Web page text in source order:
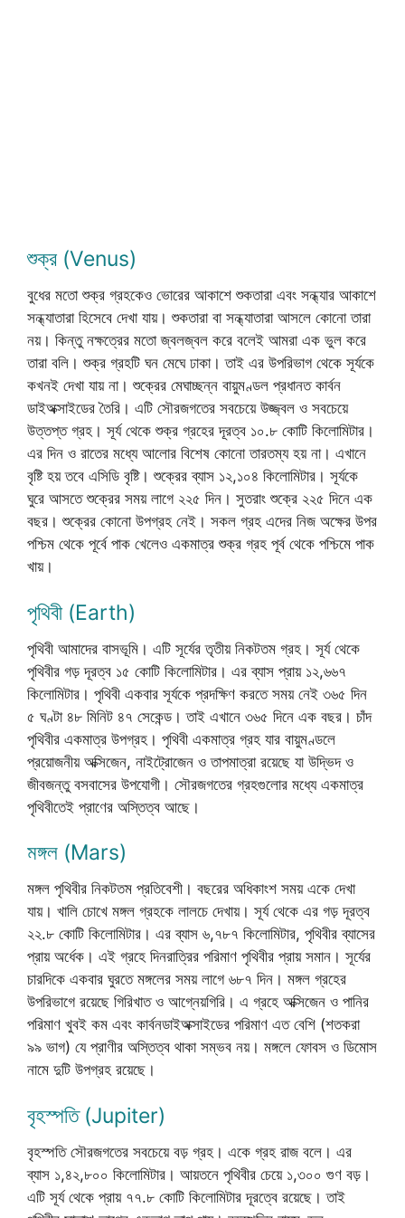
শুক্র (Venus)
বুধের মতো শুক্র গ্রহকেও ভোরের আকাশে শুকতারা এবং সন্ধ্যার আকাশে
সন্ধ্যাতারা হিসেবে দেখা যায়। শুকতারা বা সন্ধ্যাতারা আসলে কোনো তারা
নয়। কিন্তু নক্ষত্রের মতো জ্বলজ্বল করে বলেই আমরা এক ভুল করে
তারা বলি। শুক্র গ্রহটি ঘন মেঘে ঢাকা। তাই এর উপরিভাগ থেকে সূর্যকে
কখনই দেখা যায় না। শুক্রের মেঘাচ্ছন্ন বায়ুমণ্ডল প্রধানত কার্বন
ডাইঅক্সাইডের তৈরি। এটি সৌরজগতের সবচেয়ে উজ্জ্বল ও সবচেয়ে
উত্তপ্ত গ্রহ। সূর্য থেকে শুক্র গ্রহের দূরত্ব ১০.৮ কোটি কিলোমিটার।
এর দিন ও রাতের মধ্যে আলোর বিশেষ কোনো তারতম্য হয় না। এখানে
বৃষ্টি হয় তবে এসিডি বৃষ্টি। শুক্রের ব্যাস ১২,১০৪ কিলোমিটার। সূর্যকে
ঘুরে আসতে শুক্রের সময় লাগে ২২৫ দিন। সুতরাং শুক্রে ২২৫ দিনে এক
বছর। শুক্রের কোনো উপগ্রহ নেই। সকল গ্রহ এদের নিজ অক্ষের উপর
পশ্চিম থেকে পূর্বে পাক খেলেও একমাত্র শুক্র গ্রহ পূর্ব থেকে পশ্চিমে পাক
খায়।
পৃথিবী (Earth)
পৃথিবী আমাদের বাসভূমি। এটি সূর্যের তৃতীয় নিকটতম গ্রহ। সূর্য থেকে
পৃথিবীর গড় দূরত্ব ১৫ কোটি কিলোমিটার। এর ব্যাস প্রায় ১২,৬৬৭
কিলোমিটার। পৃথিবী একবার সূর্যকে প্রদক্ষিণ করতে সময় নেই ৩৬৫ দিন
৫ ঘণ্টা ৪৮ মিনিট ৪৭ সেকেন্ড। তাই এখানে ৩৬৫ দিনে এক বছর। চাঁদ
পৃথিবীর একমাত্র উপগ্রহ। পৃথিবী একমাত্র গ্রহ যার বায়ুমণ্ডলে
প্রয়োজনীয় অক্সিজেন, নাইট্রোজেন ও তাপমাত্রা রয়েছে যা উদ্ভিদ ও
জীবজন্তু বসবাসের উপযোগী। সৌরজগতের গ্রহগুলোর মধ্যে একমাত্র
পৃথিবীতেই প্রাণের অস্তিত্ব আছে।
মঙ্গল (Mars)
মঙ্গল পৃথিবীর নিকটতম প্রতিবেশী। বছরের অধিকাংশ সময় একে দেখা
যায়। খালি চোখে মঙ্গল গ্রহকে লালচে দেখায়। সূর্য থেকে এর গড় দূরত্ব
২২.৮ কোটি কিলোমিটার। এর ব্যাস ৬,৭৮৭ কিলোমিটার, পৃথিবীর ব্যাসের
প্রায় অর্ধেক। এই গ্রহে দিনরাত্রির পরিমাণ পৃথিবীর প্রায় সমান। সূর্যের
চারদিকে একবার ঘুরতে মঙ্গলের সময় লাগে ৬৮৭ দিন। মঙ্গল গ্রহের
উপরিভাগে রয়েছে গিরিখাত ও আগ্নেয়গিরি। এ গ্রহে অক্সিজেন ও পানির
পরিমাণ খুবই কম এবং কার্বনডাইঅক্সাইডের পরিমাণ এত বেশি (শতকরা
৯৯ ভাগ) যে প্রাণীর অস্তিত্ব থাকা সম্ভব নয়। মঙ্গলে ফোবস ও ডিমোস
নামে দুটি উপগ্রহ রয়েছে।
বৃহস্পতি (Jupiter)
বৃহস্পতি সৌরজগতের সবচেয়ে বড় গ্রহ। একে গ্রহ রাজ বলে। এর
ব্যাস ১,৪২,৮০০ কিলোমিটার। আয়তনে পৃথিবীর চেয়ে ১,৩০০ গুণ বড়।
এটি সূর্য থেকে প্রায় ৭৭.৮ কোটি কিলোমিটার দূরত্বে রয়েছে। তাই